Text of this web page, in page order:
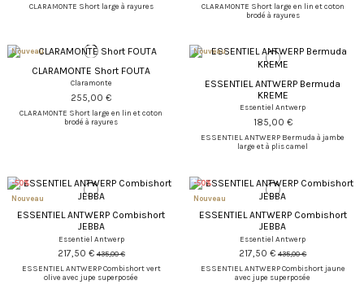
CLARAMONTE Short large à rayures
CLARAMONTE Short large en lin et coton
brodé à rayures
Nouveau
CLARAMONTE Short FOUTA
Claramonte
255,00 €
CLARAMONTE Short large en lin et coton
brodé à rayures
Nouveau
ESSENTIEL ANTWERP Bermuda
KREME
Essentiel Antwerp
185,00 €
ESSENTIEL ANTWERP Bermuda à jambe
large et à plis camel
-50%
Nouveau
ESSENTIEL ANTWERP Combishort
JEBBA
Essentiel Antwerp
217,50 €435,00 €
ESSENTIEL ANTWERP Combishort vert
olive avec jupe superposée
-50%
Nouveau
ESSENTIEL ANTWERP Combishort
JEBBA
Essentiel Antwerp
217,50 €435,00 €
ESSENTIEL ANTWERP Combishort jaune
avec jupe superposée